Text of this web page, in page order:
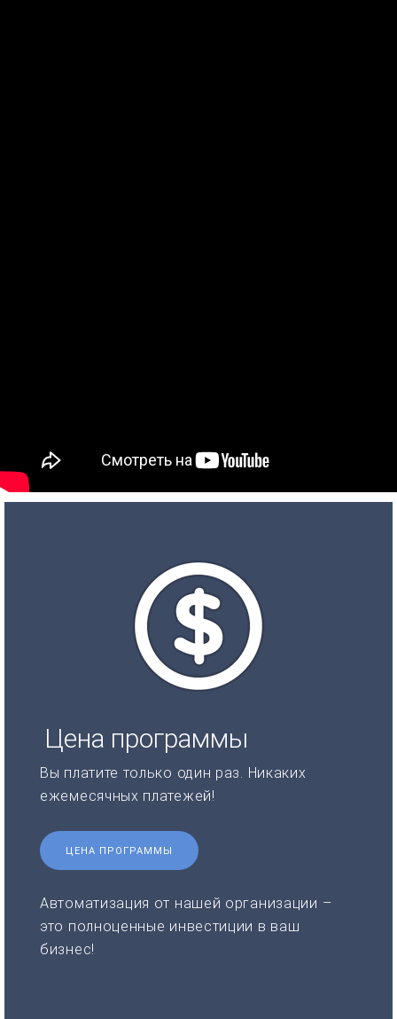
Цена программы
Вы платите только один раз. Никаких
ежемесячных платежей!
ЦЕНА ПРОГРАММЫ
Автоматизация от нашей организации –
это полноценные инвестиции в ваш
бизнес!